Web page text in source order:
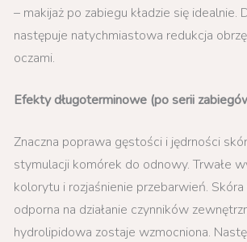
– makijaż po zabiegu kładzie się idealnie.
następuje natychmiastowa redukcja
oczami.
Efekty długoterminowe (po serii
Znaczna poprawa gęstości i jędrności
stymulacji komórek do odnowy. Trwałe
kolorytu i rozjaśnienie przebarwień.
odporna na działanie czynników
hydrolipidowa zostaje wzmocniona.